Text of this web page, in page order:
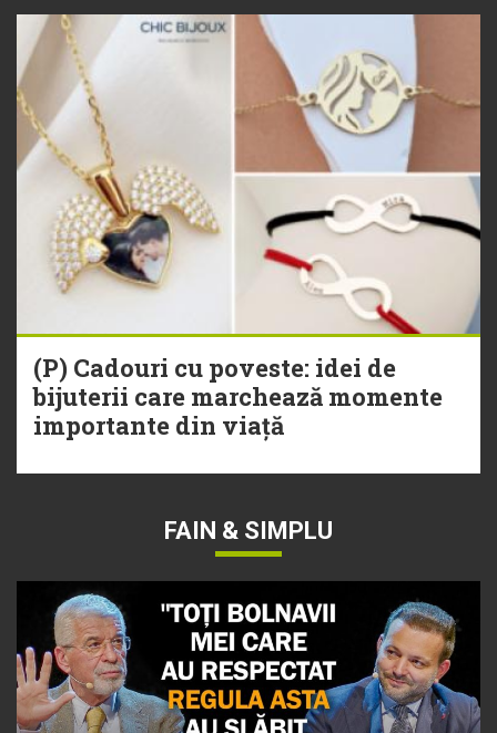
(P) Cadouri cu poveste: idei de
bijuterii care marchează momente
importante din viață
FAIN & SIMPLU